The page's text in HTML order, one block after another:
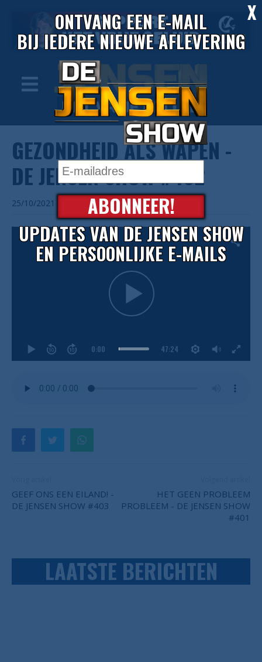
GEZONDHEID ALS WAPEN -
DE JENSEN SHOW #402
25/10/2021
0:00 47:24
GEEF ONS EEN EILAND! -
DE JENSEN SHOW #403
HET GEEN PROBLEEM
PROBLEEM - DE JENSEN SHOW
#401
LAATSTE BERICHTEN
X
ONTVANG EEN E-MAIL
BIJ IEDERE NIEUWE AFLEVERING
ABONNEER!
UPDATES VAN DE JENSEN SHOW
EN PERSOONLIJKE E-MAILS